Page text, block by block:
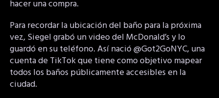
hacer una compra.
Para recordar la ubicación del baño para la próxima
vez, Siegel grabó un video del McDonald’s y lo
guardó en su teléfono. Así nació @Got2GoNYC, una
cuenta de TikTok que tiene como objetivo mapear
todos los baños públicamente accesibles en la
ciudad.